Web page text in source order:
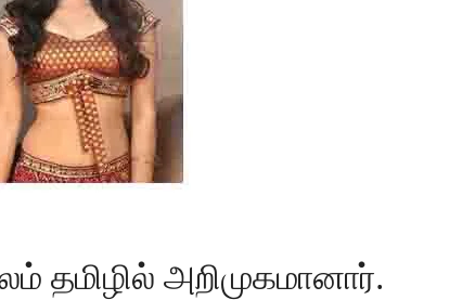
தமிழில் அறிமுகமானார்.